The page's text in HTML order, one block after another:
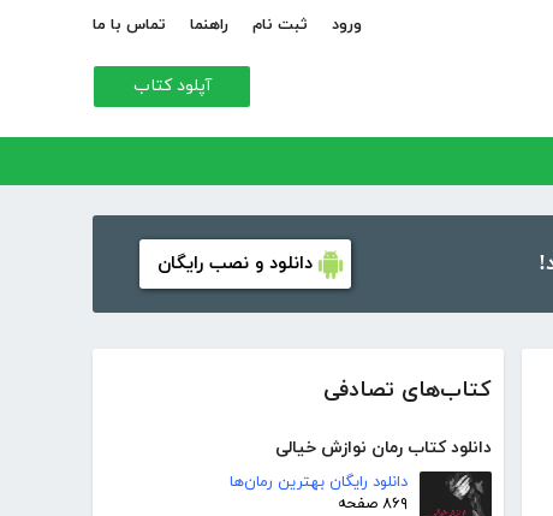
ورود ثبت نام راهنما تماس با ما
آپلود کتاب
دانلود و نصب رایگان
کتاب‌های تصادفی
دانلود کتاب رمان نوازش خیالی
دانلود رایگان بهترین رمان‌ها
۸۶۹ صفحه